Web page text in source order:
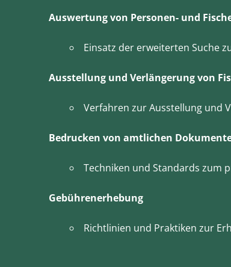
Auswertung von Personen- und
Einsatz der erweiterten Suche
Ausstellung und Verlängerung von
Verfahren zur Ausstellung und
Bedrucken von amtlichen
Techniken und Standards zum
Gebührenerhebung
Richtlinien und Praktiken zur